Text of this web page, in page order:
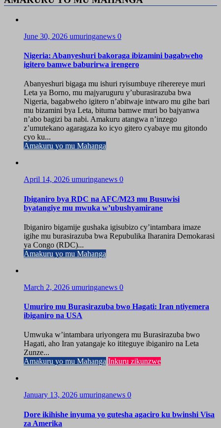
June 30, 2026 umuringanews 0
Nigeria: Abanyeshuri bakoraga ibizamini bagabweho
igitero bamwe baburirwa irengero
Abanyeshuri bigaga mu ishuri ryisumbuye riherereye muri
Leta ya Borno, mu majyaruguru y’uburasirazuba bwa
Nigeria, bagabweho igitero n’abitwaje intwaro mu gihe bari
mu bizamini bya Leta, bituma bamwe muri bo bajyanwa
n’abo bagizi ba nabi. Amakuru atangwa n’inzego
z’umutekano agaragaza ko icyo gitero cyabaye mu gitondo
cyo ku...
Amakuru yo mu Mahanga
April 14, 2026 umuringanews 0
Ibiganiro bya RDC na AFC/M23 mu Busuwisi
byatangiye mu mwuka w’ubushyamirane
Ibiganiro bigamije gushaka igisubizo cy’intambara imaze
igihe mu burasirazuba bwa Repubulika Iharanira Demokarasi
ya Congo (RDC)...
Amakuru yo mu Mahanga
March 2, 2026 umuringanews 0
Umuriro mu Burasirazuba bwo Hagati: Iran ntiyemera
ibiganiro na USA
Umwuka w’intambara uriyongera mu Burasirazuba bwo
Hagati, aho Iran yatangaje ko ititeguye ibiganiro na Leta
Zunze...
Amakuru yo mu Mahanga Inkuru zikunzwe
January 13, 2026 umuringanews 0
Dore ikihishe inyuma yo gutesha agaciro ku bwinshi Visa
za Amerika